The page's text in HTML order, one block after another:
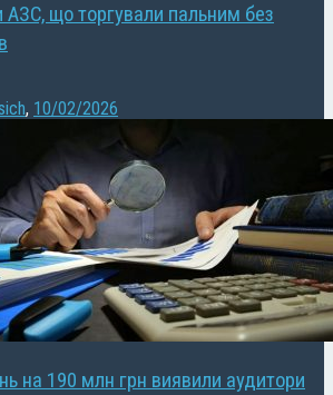
АЗС, що торгували пальним без
, 10/02/2026
на 190 млн грн виявили аудитори